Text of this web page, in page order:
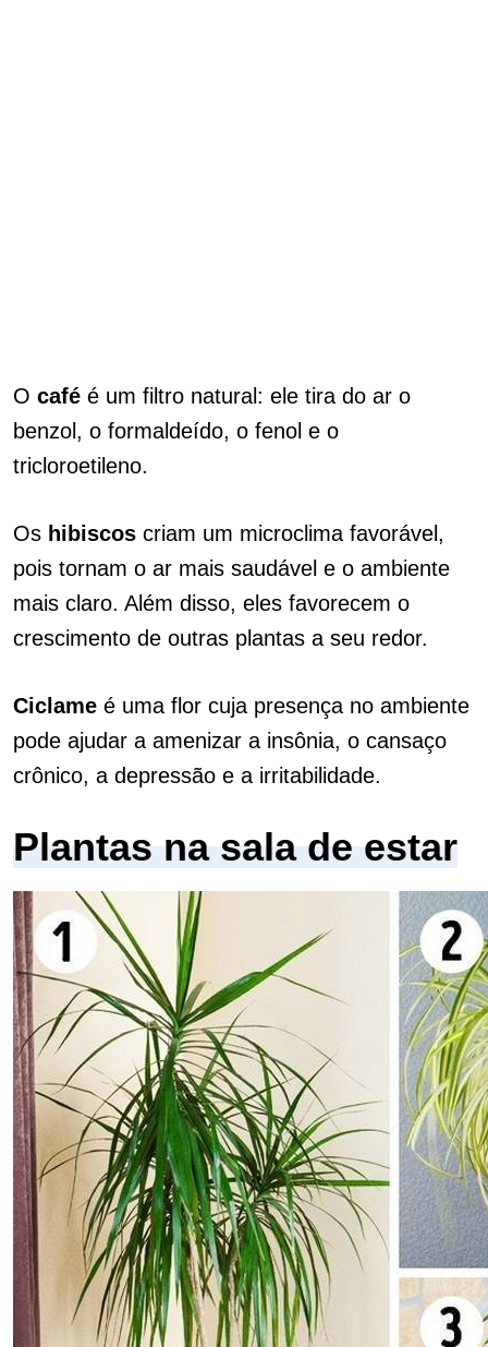
O café é um filtro natural: ele tira do ar o
benzol, o formaldeído, o fenol e o
tricloroetileno.
Os hibiscos criam um microclima favorável,
pois tornam o ar mais saudável e o ambiente
mais claro. Além disso, eles favorecem o
crescimento de outras plantas a seu redor.
Ciclame é uma flor cuja presença no ambiente
pode ajudar a amenizar a insônia, o cansaço
crônico, a depressão e a irritabilidade.
Plantas na sala de estar